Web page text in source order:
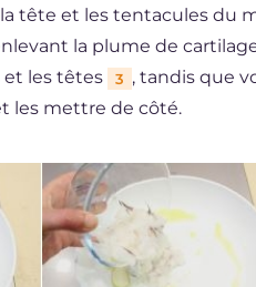
tête et les tentacules du
la plume de
les têtes
3 , tandis que
les mettre de côté.